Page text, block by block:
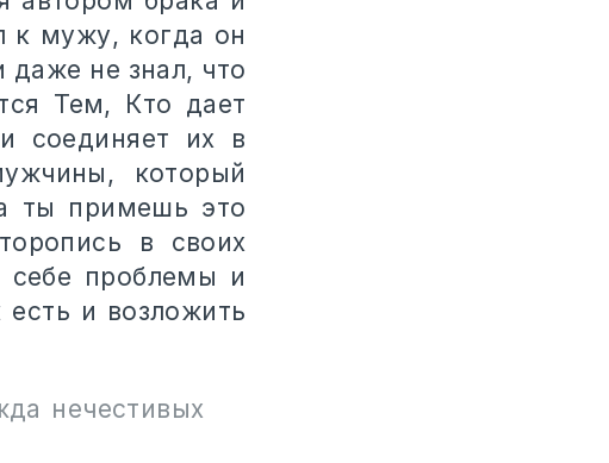
к мужу, когда он
даже не знал, что
Тем, Кто дает
соединяет их в
который
ты примешь это
в своих
себе проблемы и
есть и возложить
нечестивых